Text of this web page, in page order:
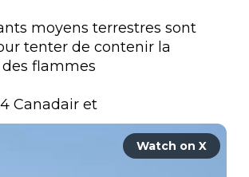
moyens terrestres sont
tenter de contenir la
flammes
Canadair et
Watch on X